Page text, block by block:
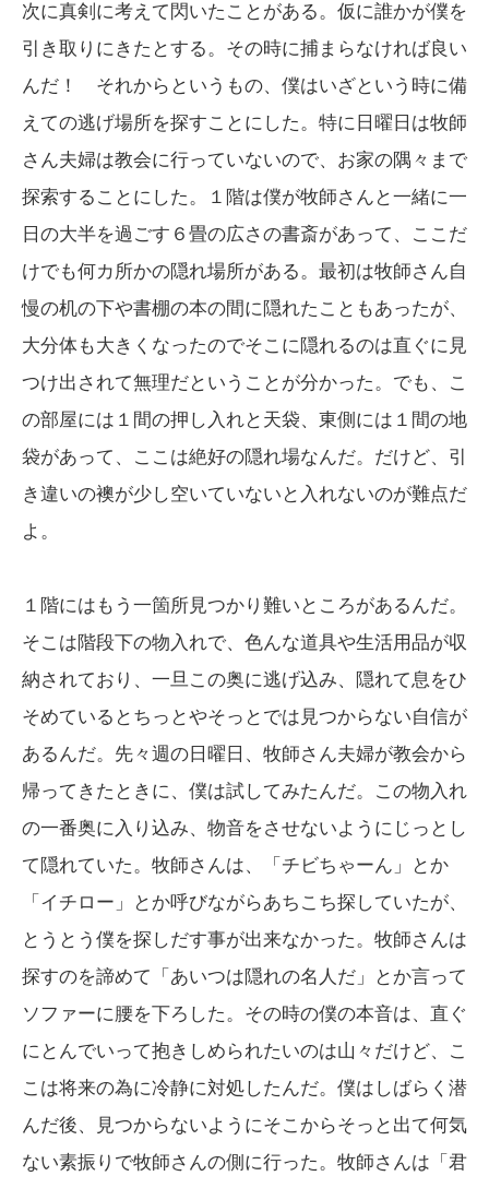
次に真剣に考えて閃いたことがある。仮に誰かが僕を
引き取りにきたとする。その時に捕まらなければ良い
んだ！ それからというもの、僕はいざという時に備
えての逃げ場所を探すことにした。特に日曜日は牧師
さん夫婦は教会に行っていないので、お家の隅々まで
探索することにした。１階は僕が牧師さんと一緒に一
日の大半を過ごす６畳の広さの書斎があって、ここだ
けでも何カ所かの隠れ場所がある。最初は牧師さん自
慢の机の下や書棚の本の間に隠れたこともあったが、
大分体も大きくなったのでそこに隠れるのは直ぐに見
つけ出されて無理だということが分かった。でも、こ
の部屋には１間の押し入れと天袋、東側には１間の地
袋があって、ここは絶好の隠れ場なんだ。だけど、引
き違いの襖が少し空いていないと入れないのが難点だ
よ。
１階にはもう一箇所見つかり難いところがあるんだ。
そこは階段下の物入れで、色んな道具や生活用品が収
納されており、一旦この奥に逃げ込み、隠れて息をひ
そめているとちっとやそっとでは見つからない自信が
あるんだ。先々週の日曜日、牧師さん夫婦が教会から
帰ってきたときに、僕は試してみたんだ。この物入れ
の一番奥に入り込み、物音をさせないようにじっとし
て隠れていた。牧師さんは、「チビちゃーん」とか
「イチロー」とか呼びながらあちこち探していたが、
とうとう僕を探しだす事が出来なかった。牧師さんは
探すのを諦めて「あいつは隠れの名人だ」とか言って
ソファーに腰を下ろした。その時の僕の本音は、直ぐ
にとんでいって抱きしめられたいのは山々だけど、こ
こは将来の為に冷静に対処したんだ。僕はしばらく潜
んだ後、見つからないようにそこからそっと出て何気
ない素振りで牧師さんの側に行った。牧師さんは「君